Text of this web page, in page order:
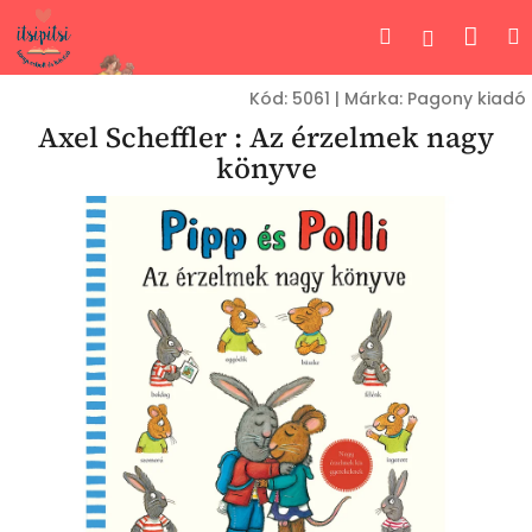
Ugrás
fő
tartalomhoz
Keresés
Kód: 5061 | Márka: Pagony kiadó
Axel Scheffler : Az érzelmek nagy
könyve